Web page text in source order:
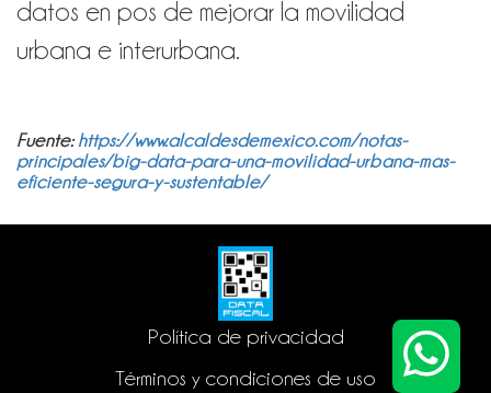
datos en pos de mejorar la movilidad
urbana e interurbana.
Fuente:https://www.alcaldesdemexico.com/notas-
principales/big-data-para-una-movilidad-urbana-mas-
eficiente-segura-y-sustentable/
Política de privacidad
Términos y condiciones de uso